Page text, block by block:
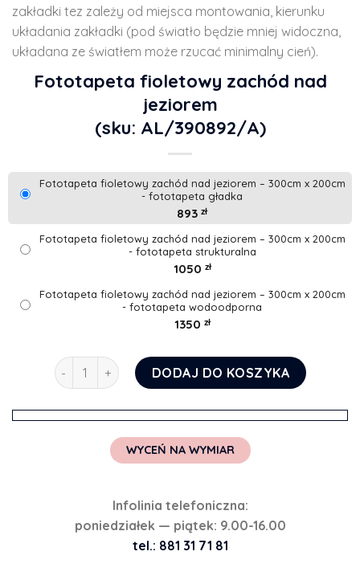
zakładki tez zależy od miejsca montowania, kierunku
układania zakładki (pod światło będzie mniej widoczna,
układana ze światłem może rzucać minimalny cień).
Fototapeta fioletowy zachód nad
jeziorem
(sku: AL/390892/A)
Fototapeta fioletowy zachód nad jeziorem – 300cm x 200cm
- fototapeta gładka
893 zł
Fototapeta fioletowy zachód nad jeziorem – 300cm x 200cm
- fototapeta strukturalna
1050 zł
Fototapeta fioletowy zachód nad jeziorem – 300cm x 200cm
- fototapeta wodoodporna
1350 zł
ilość Fototapeta fioletowy zachód nad jeziorem
DODAJ DO KOSZYKA
WYCEŃ NA WYMIAR
Infolinia telefoniczna:
poniedziałek — piątek: 9.00-16.00
tel.: 881 31 71 81